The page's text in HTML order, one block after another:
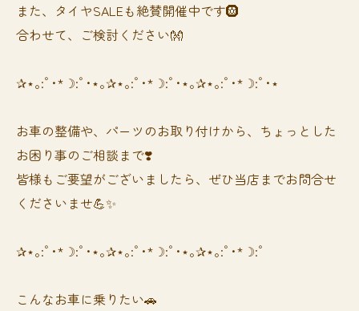
また、タイヤSALEも絶賛開催中です🛞
合わせて、ご検討ください👐
✰⋆｡:ﾟ･*☽:ﾟ･⋆｡✰⋆｡:ﾟ･*☽:ﾟ･⋆｡✰⋆｡:ﾟ･*☽:ﾟ･⋆
お車の整備や、パーツのお取り付けから、ちょっとした
お困り事のご相談まで❣️
皆様もご要望がございましたら、ぜひ当店までお問合せ
くださいませ💪✨
✰⋆｡:ﾟ･*☽:ﾟ･⋆｡✰⋆｡:ﾟ･*☽:ﾟ･⋆｡✰⋆｡:ﾟ･*☽:ﾟ
⁡⁡⁡こんなお車に乗りたい🚗